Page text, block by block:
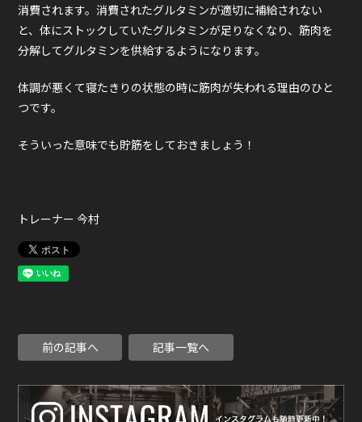
消費されます。消費されたグルタミンが適切に補給されない
と、体にストックしていたグルタミンが足りなくなり、筋肉を
分解してグルタミンを供給するようになります。
体調が悪くて寝たきりの状態の時に筋肉が失われる理由のひと
つです。
そういった意味でも貯筋をしておきましょう！
トレーナー 今村
前の記事へ 記事一覧へ